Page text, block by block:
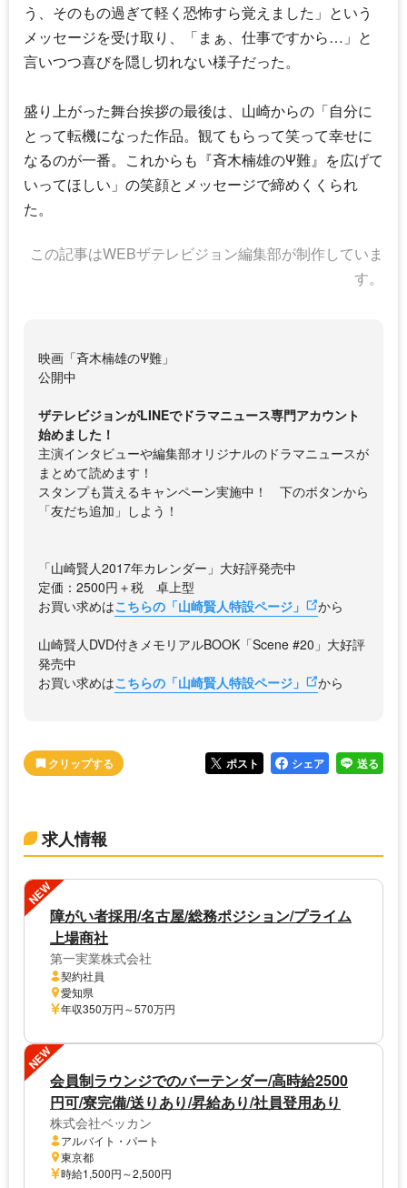
う、そのもの過ぎて軽く恐怖すら覚えました」という
メッセージを受け取り、「まぁ、仕事ですから…」と
言いつつ喜びを隠し切れない様子だった。
盛り上がった舞台挨拶の最後は、山崎からの「自分に
とって転機になった作品。観てもらって笑って幸せに
なるのが一番。これからも『斉木楠雄のΨ難』を広げて
いってほしい」の笑顔とメッセージで締めくくられ
た。
この記事はWEBザテレビジョン編集部が制作していま
す。
映画「斉木楠雄のΨ難」
公開中
ザテレビジョンがLINEでドラマニュース専門アカウント
始めました！
主演インタビューや編集部オリジナルのドラマニュースが
まとめて読めます！
スタンプも貰えるキャンペーン実施中！ 下のボタンから
「友だち追加」しよう！
「山崎賢人2017年カレンダー」大好評発売中
定価：2500円＋税 卓上型
お買い求めはこちらの「山崎賢人特設ページ」 から
山崎賢人DVD付きメモリアルBOOK「Scene #20」大好評
発売中
お買い求めはこちらの「山崎賢人特設ページ」 から
ポスト シェア 送る
求人情報
NEW
障がい者採用/名古屋/総務ポジション/プライム
上場商社
第一実業株式会社
契約社員
愛知県
年収350万円～570万円
NEW
会員制ラウンジでのバーテンダー/高時給2500
円可/寮完備/送りあり/昇給あり/社員登用あり
株式会社ベッカン
アルバイト・パート
東京都
時給1,500円～2,500円